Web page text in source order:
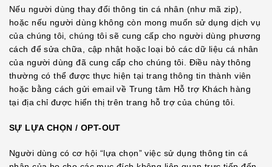
Nếu người dùng thay đổi thông tin cá nhân (như mã zip),
hoặc nếu người dùng không còn mong muốn sử dụng dịch vụ
của chúng tôi, chúng tôi sẽ cung cấp cho người dùng phương
cách để sửa chữa, cập nhật hoặc loại bỏ các dữ liệu cá nhân
của người dùng đã cung cấp cho chúng tôi. Điều này thông
thường có thể được thực hiện tại trang thông tin thành viên
hoặc bằng cách gửi email về Trung tâm Hỗ trợ Khách hàng
tại địa chỉ được hiển thị trên trang hỗ trợ của chúng tôi.
SỰ LỰA CHỌN / OPT-OUT
Người dùng có cơ hội “lựa chọn” việc sử dụng thông tin cá